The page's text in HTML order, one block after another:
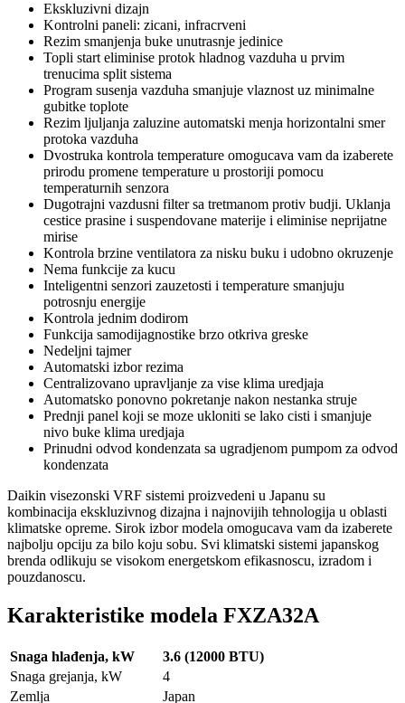
Ekskluzivni dizajn
Kontrolni paneli: zicani, infracrveni
Rezim smanjenja buke unutrasnje jedinice
Topli start eliminise protok hladnog vazduha u prvim
trenucima split sistema
Program susenja vazduha smanjuje vlaznost uz minimalne
gubitke toplote
Rezim ljuljanja zaluzine automatski menja horizontalni smer
protoka vazduha
Dvostruka kontrola temperature omogucava vam da izaberete
prirodu promene temperature u prostoriji pomocu
temperaturnih senzora
Dugotrajni vazdusni filter sa tretmanom protiv budji. Uklanja
cestice prasine i suspendovane materije i eliminise neprijatne
mirise
Kontrola brzine ventilatora za nisku buku i udobno okruzenje
Nema funkcije za kucu
Inteligentni senzori zauzetosti i temperature smanjuju
potrosnju energije
Kontrola jednim dodirom
Funkcija samodijagnostike brzo otkriva greske
Nedeljni tajmer
Automatski izbor rezima
Centralizovano upravljanje za vise klima uredjaja
Automatsko ponovno pokretanje nakon nestanka struje
Prednji panel koji se moze ukloniti se lako cisti i smanjuje
nivo buke klima uredjaja
Prinudni odvod kondenzata sa ugradjenom pumpom za odvod
kondenzata
Daikin visezonski VRF sistemi proizvedeni u Japanu su
kombinacija ekskluzivnog dizajna i najnovijih tehnologija u oblasti
klimatske opreme. Sirok izbor modela omogucava vam da izaberete
najbolju opciju za bilo koju sobu. Svi klimatski sistemi japanskog
brenda odlikuju se visokom energetskom efikasnoscu, izradom i
pouzdanoscu.
Karakteristike modela FXZA32A
Snaga hlađenja, kW
3.6 (12000 BTU)
Snaga grejanja, kW
4
Zemlja
Japan